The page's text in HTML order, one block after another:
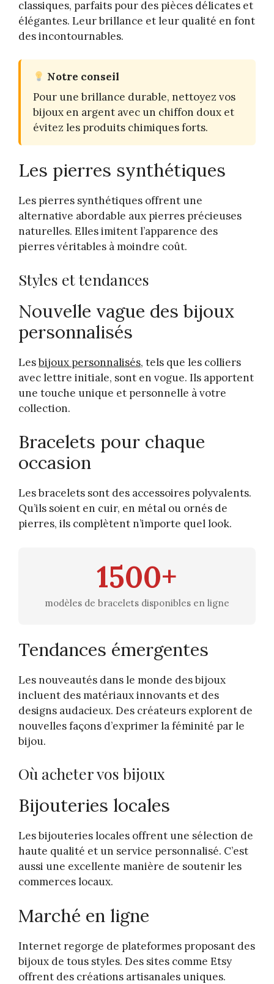
classiques, parfaits pour des pièces délicates et
élégantes. Leur brillance et leur qualité en font
des incontournables.
Notre conseil
Pour une brillance durable, nettoyez vos
bijoux en argent avec un chiffon doux et
évitez les produits chimiques forts.
Les pierres synthétiques
Les pierres synthétiques offrent une
alternative abordable aux pierres précieuses
naturelles. Elles imitent l’apparence des
pierres véritables à moindre coût.
Styles et tendances
Nouvelle vague des bijoux
personnalisés
Lesbijoux personnalisés, tels que les colliers
avec lettre initiale, sont en vogue. Ils apportent
une touche unique et personnelle à votre
collection.
Bracelets pour chaque
occasion
Les bracelets sont des accessoires polyvalents.
Qu’ils soient en cuir, en métal ou ornés de
pierres, ils complètent n’importe quel look.
1500+
modèles de bracelets disponibles en ligne
Tendances émergentes
Les nouveautés dans le monde des bijoux
incluent des matériaux innovants et des
designs audacieux. Des créateurs explorent de
nouvelles façons d’exprimer la féminité par le
bijou.
Où acheter vos bijoux
Bijouteries locales
Les bijouteries locales offrent une sélection de
haute qualité et un service personnalisé. C’est
aussi une excellente manière de soutenir les
commerces locaux.
Marché en ligne
Internet regorge de plateformes proposant des
bijoux de tous styles. Des sites comme Etsy
offrent des créations artisanales uniques.